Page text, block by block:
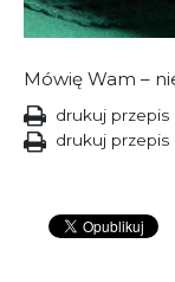
Mówię Wam –
drukuj przepis
drukuj przepis